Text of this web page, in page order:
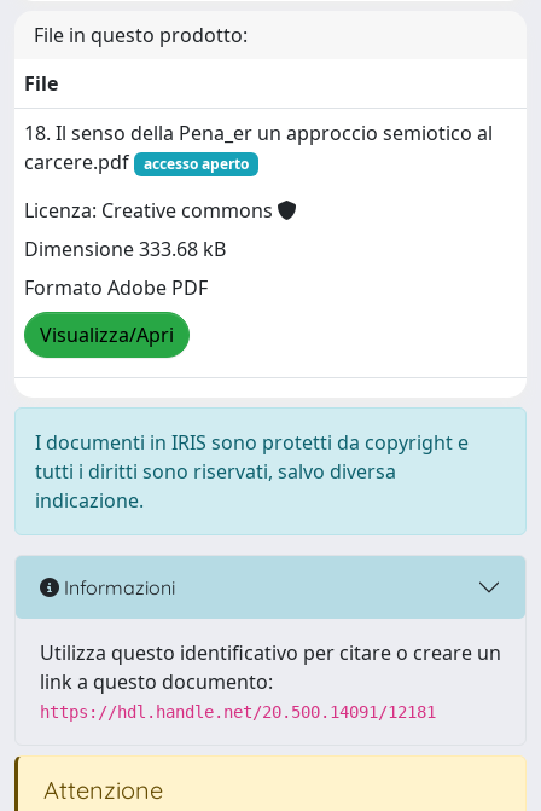
File in questo prodotto:
File
18. Il senso della Pena_er un approccio semiotico al
carcere.pdf
accesso aperto
Licenza: Creative commons
Dimensione 333.68 kB
Formato Adobe PDF
Visualizza/Apri
I documenti in IRIS sono protetti da copyright e
tutti i diritti sono riservati, salvo diversa
indicazione.
Informazioni
Utilizza questo identificativo per citare o creare un
link a questo documento:
https://hdl.handle.net/20.500.14091/12181
Attenzione